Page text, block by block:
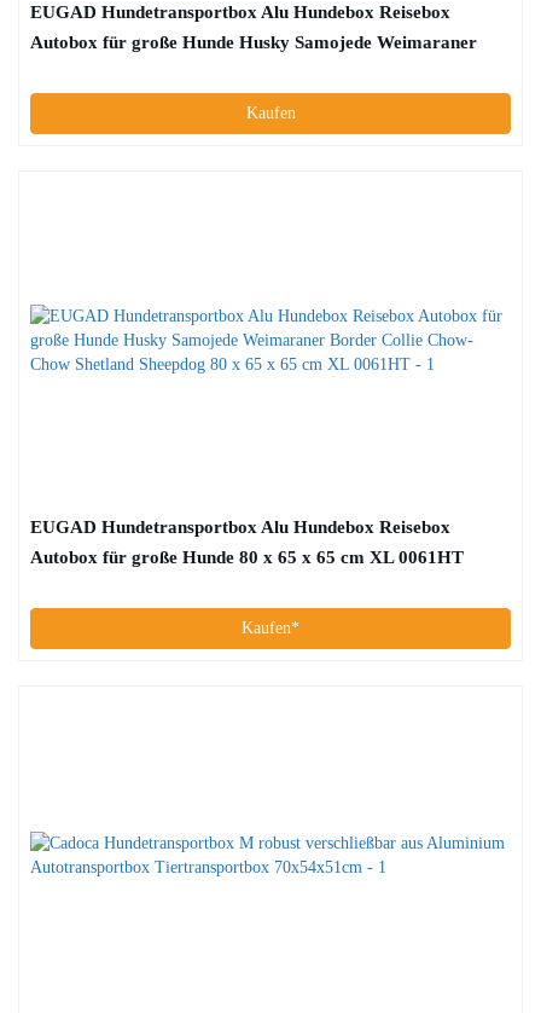
EUGAD Hundetransportbox Alu Hundebox Reisebox
Autobox für große Hunde Husky Samojede Weimaraner
cm XL 0048HT
Kaufen
EUGAD Hundetransportbox Alu Hundebox Reisebox
Autobox für große Hunde 80 x 65 x 65 cm XL 0061HT
Kaufen*